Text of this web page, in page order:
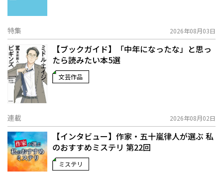
特集 2026年08月03日
【ブックガイド】「中年になったな」と思っ
たら読みたい本5選
文芸作品
連載 2026年08月02日
【インタビュー】作家・五十嵐律人が選ぶ 私
のおすすめミステリ 第22回
ミステリ